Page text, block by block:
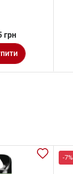
грн
-7%